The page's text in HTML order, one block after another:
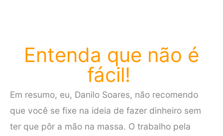
Entenda que não é
fácil!
Em resumo, eu, Danilo Soares, não recomendo
que você se fixe na ideia de fazer dinheiro sem
ter que pôr a mão na massa. O trabalho pela